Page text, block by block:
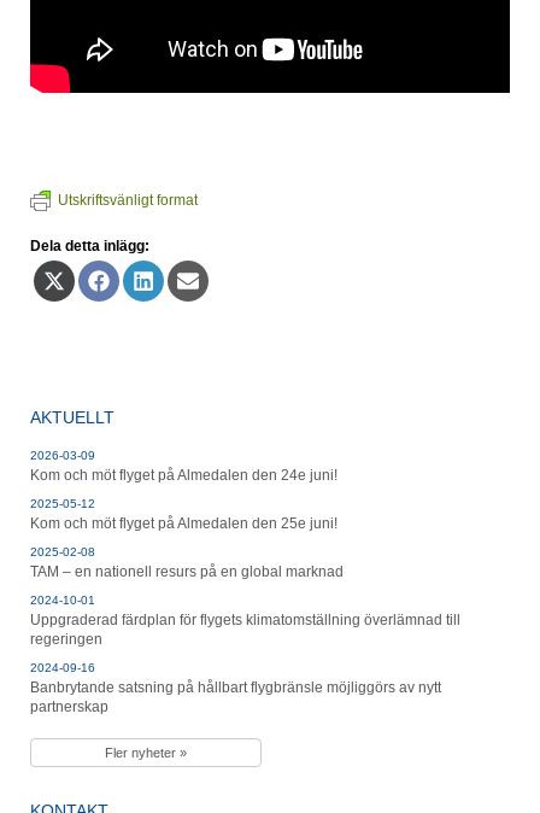
Utskriftsvänligt format
Dela detta inlägg:
Dela
på
Dela
på
Dela
på
Dela
på
AKTUELLT
2026-03-09
Kom och möt flyget på Almedalen den 24e juni!
2025-05-12
Kom och möt flyget på Almedalen den 25e juni!
2025-02-08
TAM – en nationell resurs på en global marknad
2024-10-01
Uppgraderad färdplan för flygets klimatomställning överlämnad till
regeringen
2024-09-16
Banbrytande satsning på hållbart flygbränsle möjliggörs av nytt
partnerskap
Fler nyheter »